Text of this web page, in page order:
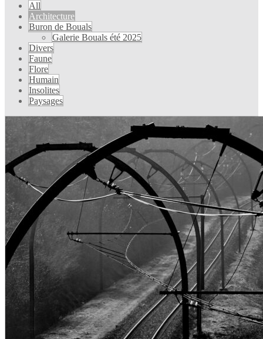
All
Architecture
Buron de Bouals
Galerie Bouals été 2025
Divers
Faune
Flore
Humain
Insolites
Paysages